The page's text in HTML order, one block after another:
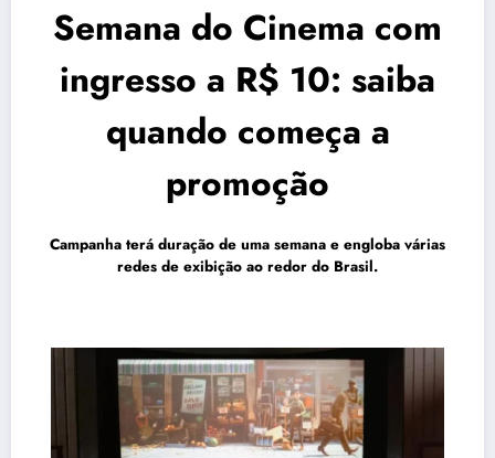
Semana do Cinema com
ingresso a R$ 10: saiba
quando começa a
promoção
Campanha terá duração de uma semana e engloba várias
redes de exibição ao redor do Brasil.